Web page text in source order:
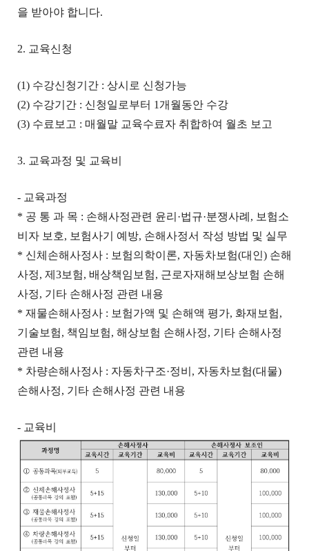
을 받아야 합니다.
2. 교육신청
(1) 수강신청기간 : 상시로 신청가능
(2) 수강기간 : 신청일로부터 1개월동안 수강
(3) 수료보고 : 매월말 교육수료자 취합하여 월초 보고
3. 교육과정 및 교육비
- 교육과정
* 공 통 과 목 : 손해사정관련 윤리·법규·분쟁사례, 보험소
비자 보호, 보험사기 예방, 손해사정서 작성 방법 및 실무
* 신체손해사정사 : 보험의학이론, 자동차보험(대인) 손해
사정, 제3보험, 배상책임보험, 근로자재해보상보험 손해
사정, 기타 손해사정 관련 내용
* 재물손해사정사 : 보험가액 및 손해액 평가, 화재보험,
기술보험, 책임보험, 해상보험 손해사정, 기타 손해사정
관련 내용
* 차량손해사정사 : 자동차구조·정비, 자동차보험(대물)
손해사정, 기타 손해사정 관련 내용
- 교육비